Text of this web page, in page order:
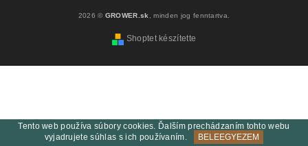
2026 © GROWER.sk , minden jog fenntartva.
Shoptet készítette
Tento web používa súbory cookies. Ďalším prechádzaním tohto webu
vyjadrujete súhlas s ich používaním.
BELEEGYEZEM